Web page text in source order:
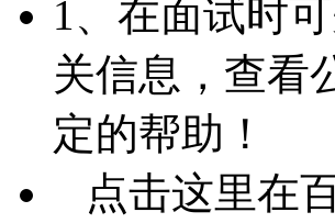
1、在面试时
关信息，查看
定的帮助！
点击这里在